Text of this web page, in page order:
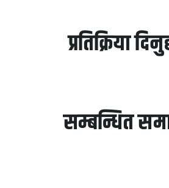
प्रतिक्रिया
सम्बन्धित